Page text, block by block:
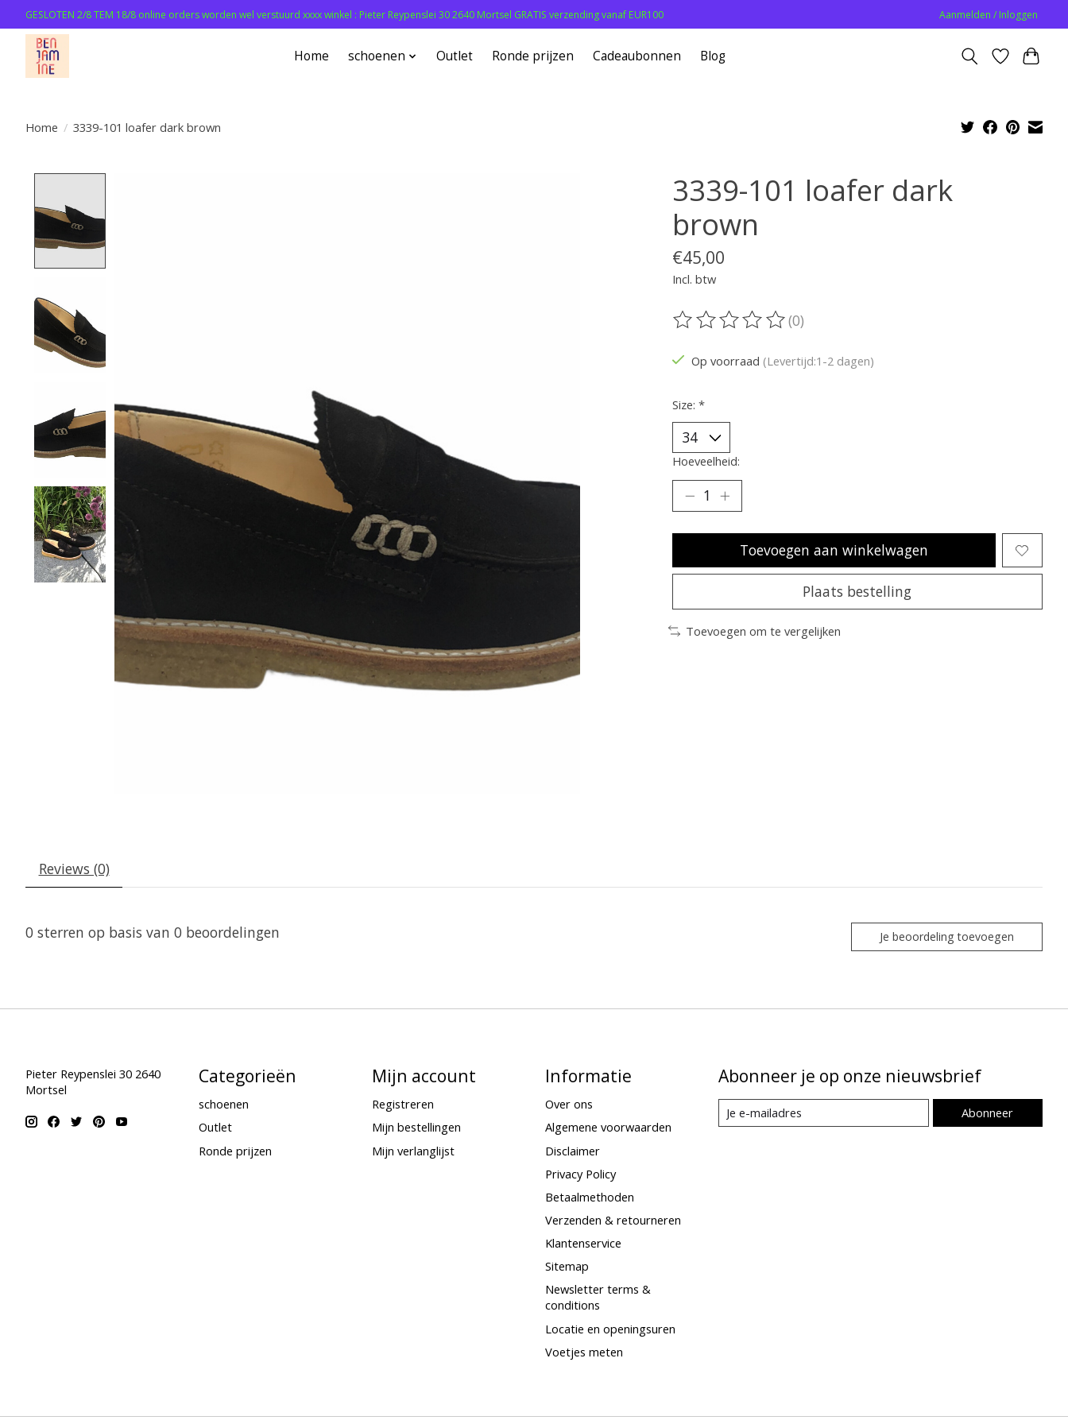
GESLOTEN 2/8 TEM 18/8 online orders worden wel verstuurd xxxx winkel : Pieter Reypenslei 30 2640 Mortsel GRATIS verzending vanaf EUR100 Aanmelden / Inloggen
Home schoenen Outlet Ronde prijzen Cadeaubonnen Blog
Home / 3339-101 loafer dark brown
3339-101 loafer dark
brown
€45,00
Incl. btw
De beoordeling van dit product is
(0)
Op voorraad (Levertijd:1-2 dagen)
Size: *
Hoeveelheid:
Toevoegen aan winkelwagen
Plaats bestelling
Toevoegen om te vergelijken
Reviews (0)
0 sterren op basis van 0 beoordelingen Je beoordeling toevoegen
Pieter Reypenslei 30 2640
Mortsel
Categorieën
schoenen
Outlet
Ronde prijzen
Mijn account
Registreren
Mijn bestellingen
Mijn verlanglijst
Informatie
Over ons
Algemene voorwaarden
Disclaimer
Privacy Policy
Betaalmethoden
Verzenden & retourneren
Klantenservice
Sitemap
Newsletter terms &
conditions
Locatie en openingsuren
Voetjes meten
Abonneer je op onze nieuwsbrief
Abonneer